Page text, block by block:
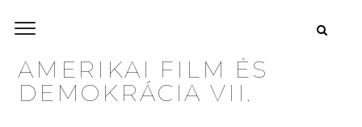
AMERIKAI FILM ÉS
DEMOKRÁCIA VII.